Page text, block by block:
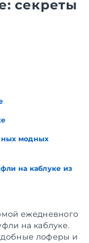
секреты
модных
на каблуке из
ежедневного
на каблуке.
лоферы и